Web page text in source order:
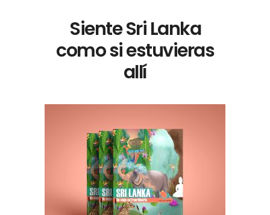
Siente Sri Lanka
como si estuvieras
allí